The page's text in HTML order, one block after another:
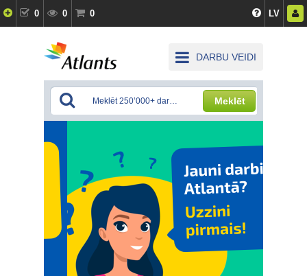
0 0 0 LV
DARBU VEIDI
Meklēt